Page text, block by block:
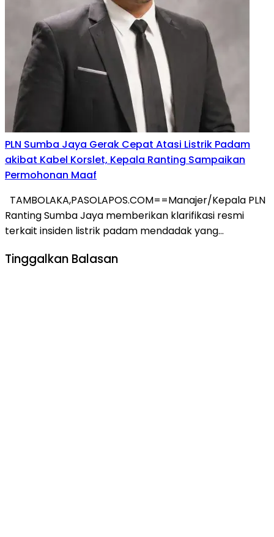
PLN Sumba Jaya Gerak Cepat Atasi Listrik Padam
akibat Kabel Korslet, Kepala Ranting Sampaikan
Permohonan Maaf
TAMBOLAKA,PASOLAPOS.COM==Manajer/Kepala PLN
Ranting Sumba Jaya memberikan klarifikasi resmi
terkait insiden listrik padam mendadak yang…
Tinggalkan Balasan